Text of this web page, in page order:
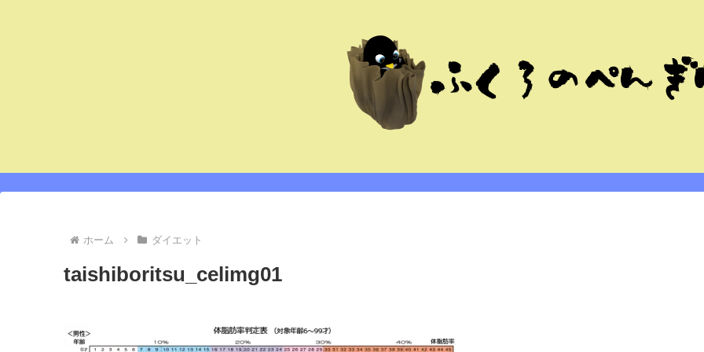
ホーム ダイエット
taishiboritsu_celimg01